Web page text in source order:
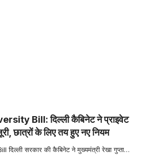
Bill: दिल्ली कैबिनेट ने प्राइवेट
छात्रों के लिए तय हुए नए नियम
सरकार की कैबिनेट ने मुख्यमंत्री रेखा गुप्ता…